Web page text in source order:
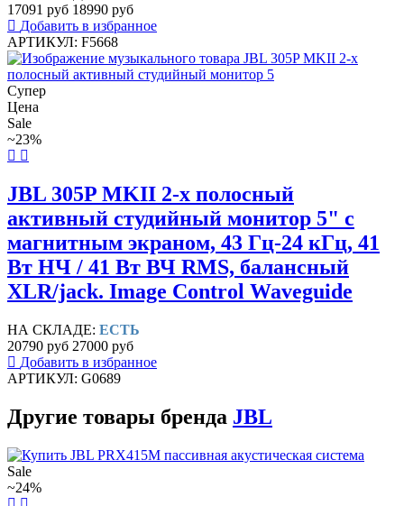
17091 руб 18990 руб
Добавить в избранное
АРТИКУЛ: F5668
Супер
Цена
Sale
~23%
JBL 305P MKII 2-х полосный
активный студийный монитор 5" с
магнитным экраном, 43 Гц-24 кГц, 41
Вт НЧ / 41 Вт ВЧ RMS, балансный
XLR/jack. Image Control Waveguide
НА СКЛАДЕ: ЕСТЬ
20790 руб 27000 руб
Добавить в избранное
АРТИКУЛ: G0689
Другие товары бренда JBL
Sale
~24%